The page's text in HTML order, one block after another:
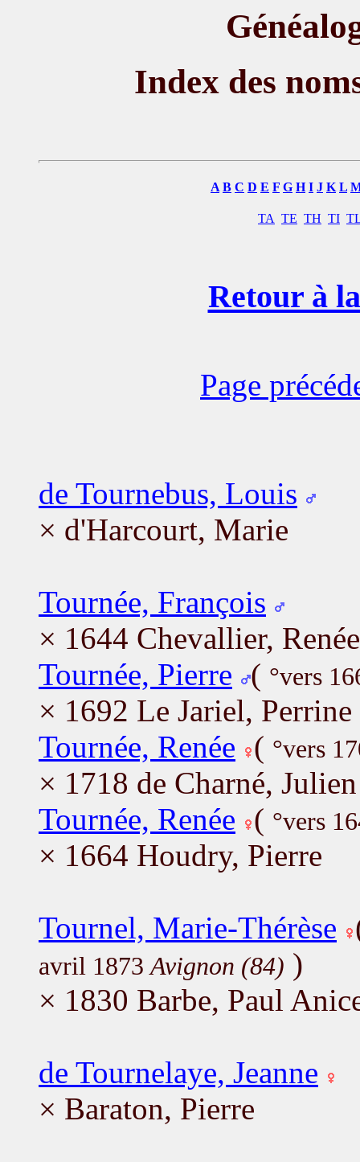
Index des
A B C D E F G H I J K L
TA TE TH TI
Retour à
Page
de Tournebus, Louis
× d'Harcourt, Marie
Tournée, François
× 1644 Chevallier, Renée
Tournée, Pierre ( °vers
× 1692 Le Jariel, Perrine
Tournée, Renée ( °vers
× 1718 de Charné, Julien
Tournée, Renée ( °vers
× 1664 Houdry, Pierre
Tournel, Marie-Thérèse
avril 1873 Avignon (84) )
× 1830 Barbe, Paul
de Tournelaye, Jeanne
× Baraton, Pierre